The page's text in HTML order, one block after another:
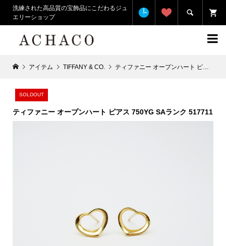
洗練された高品質の宝飾品にこだわるジュ
エリーショップ


アイテム TIFFANY & CO. ティファニー オープンハート ピアス 750YG SAランク 517711
SOLDOUT
ティファニー オープンハート ピアス 750YG SAランク 517711